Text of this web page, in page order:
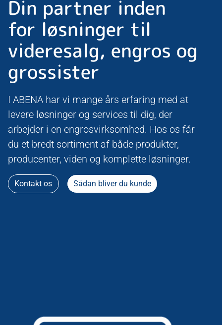
Din partner inden
for løsninger til
videresalg, engros og
grossister
I ABENA har vi mange års erfaring med at
levere løsninger og services til dig, der
arbejder i en engrosvirksomhed. Hos os får
du et bredt sortiment af både produkter,
producenter, viden og komplette løsninger.
Kontakt os Sådan bliver du kunde